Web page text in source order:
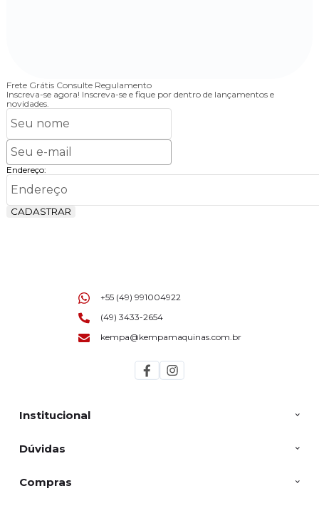
Frete Grátis Consulte Regulamento
Inscreva-se agora! Inscreva-se e fique por dentro de lançamentos e
novidades.
Endereço:
CADASTRAR
Institucional
Dúvidas
Compras
+55 (49) 991004922
(49) 3433-2654
kempa@kempamaquinas.com.br